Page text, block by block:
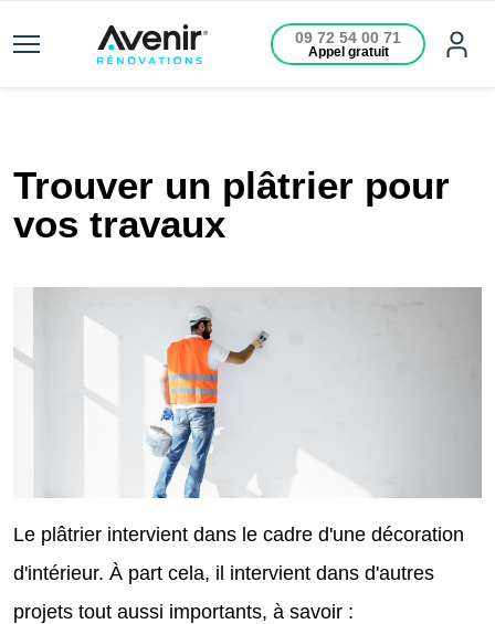
09 72 54 00 71
Appel gratuit
Trouver un plâtrier pour
vos travaux
Le plâtrier intervient dans le cadre d'une décoration
d'intérieur. À part cela, il intervient dans d'autres
projets tout aussi importants, à savoir :